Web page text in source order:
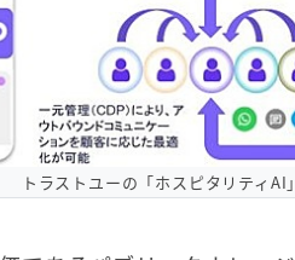
トラストユーの「ホスピタリティAI